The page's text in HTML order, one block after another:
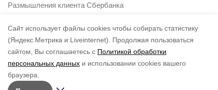
Cайт использует файлы cookies чтобы собирать статистику
(Яндекс.Метрика и Liveinternet).
Продолжая пользоваться
сайтом, Вы соглашаетесь с Политикой обработки
персональных данных и использовании cookies вашего
браузера.
Размышления клиента Сбербанка